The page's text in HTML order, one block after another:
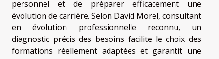
personnel et de préparer efficacement une
évolution de carrière. Selon David Morel, consultant
en évolution professionnelle reconnu, un
diagnostic précis des besoins facilite le choix des
formations réellement adaptées et garantit une